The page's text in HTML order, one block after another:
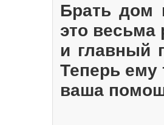
Брать дом
это весьма
и главный
Теперь ему
ваша